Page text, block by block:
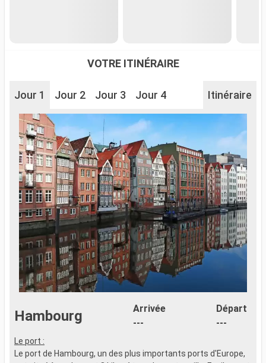
VOTRE ITINÉRAIRE
Jour 1 Jour 2 Jour 3 Jour 4 Itinéraire
Hambourg
Arrivée
---
Départ
---
Le port :
Le port de Hambourg, un des plus importants ports d'Europe,